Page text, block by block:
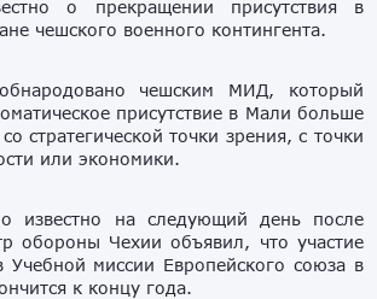
о прекращении присутствия в
чешского военного контингента.
чешским МИД, который
присутствие в Мали больше
стратегической точки зрения, с точки
или экономики.
известно на следующий день после
обороны Чехии объявил, что участие
Учебной миссии Европейского союза в
к концу года.